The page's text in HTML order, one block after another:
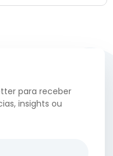
para receber
insights ou